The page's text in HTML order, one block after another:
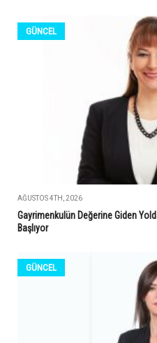
GÜNCEL
AĞUSTOS 4TH, 2026
Gayrimenkulün Değerine Giden
Başlıyor
GÜNCEL